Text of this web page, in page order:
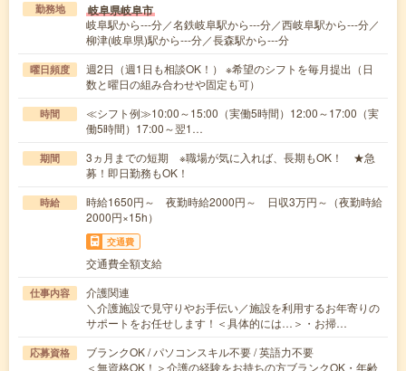
勤務地 岐阜県岐阜市
岐阜駅から---分／名鉄岐阜駅から---分／西岐阜駅から---分／
柳津(岐阜県)駅から---分／長森駅から---分
曜日頻度
週2日（週1日も相談OK！） ※希望のシフトを毎月提出（日
数と曜日の組み合わせや固定も可）
時間
≪シフト例≫10:00～15:00（実働5時間）12:00～17:00（実
働5時間）17:00～翌1…
期間
3ヵ月までの短期 ※職場が気に入れば、長期もOK！ ★急
募！即日勤務もOK！
時給
時給1650円～ 夜勤時給2000円～ 日収3万円～（夜勤時給
2000円×15h）
交通費
交通費全額支給
仕事内容
介護関連
＼介護施設で見守りやお手伝い／施設を利用するお年寄りの
サポートをお任せします！＜具体的には…＞・お掃…
応募資格
ブランクOK / パソコンスキル不要 / 英語力不要
＜無資格OK！＞介護の経験をお持ちの方ブランクOK・年齢